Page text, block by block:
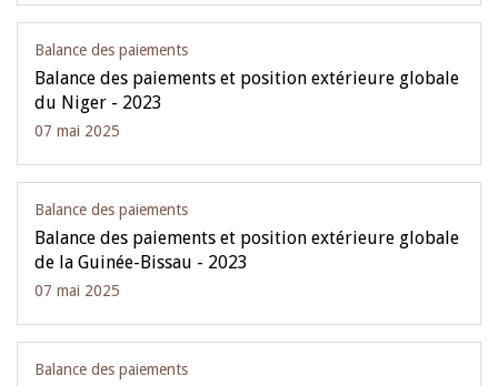
Balance des paiements
Balance des paiements et position extérieure globale
du Niger - 2023
07 mai 2025
Balance des paiements
Balance des paiements et position extérieure globale
de la Guinée-Bissau - 2023
07 mai 2025
Balance des paiements